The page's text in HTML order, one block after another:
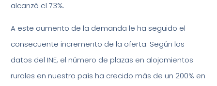
alcanzó el 73%.
A este aumento de la demanda le ha seguido el
consecuente incremento de la oferta. Según los
datos del INE, el número de plazas en alojamientos
rurales en nuestro país ha crecido más de un 200% en